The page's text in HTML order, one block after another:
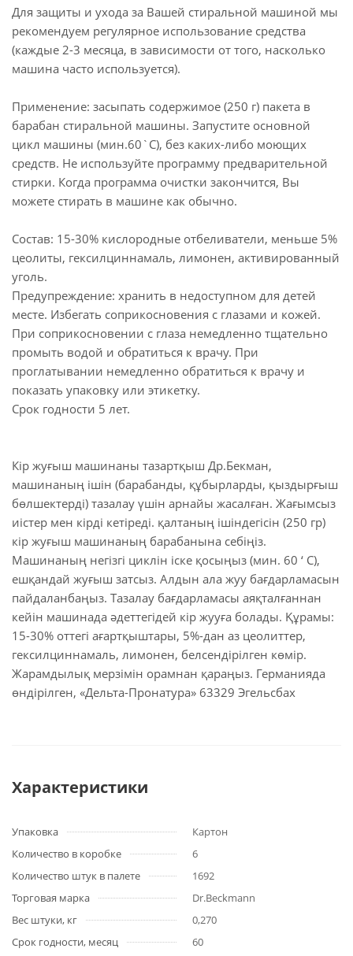
Для защиты и ухода за Вашей стиральной машиной мы
рекомендуем регулярное использование средства
(каждые 2-3 месяца, в зависимости от того, насколько
машина часто используется).
Применение: засыпать содержимое (250 г) пакета в
барабан стиральной машины. Запустите основной
цикл машины (мин.60`C), без каких-либо моющих
средств. Не используйте программу предварительной
стирки. Когда программа очистки закончится, Вы
можете стирать в машине как обычно.
Состав: 15-30% кислородные отбеливатели, меньше 5%
цеолиты, гексилциннамаль, лимонен, активированный
уголь.
Предупреждение: хранить в недоступном для детей
месте. Избегать соприкосновения с глазами и кожей.
При соприкосновении с глаза немедленно тщательно
промыть водой и обратиться к врачу. При
проглатывании немедленно обратиться к врачу и
показать упаковку или этикетку.
Срок годности 5 лет.
Кір жуғыш машинаны тазартқыш Др.Бекман,
машинаның ішін (барабанды, құбырларды, қыздырғыш
бөлшектерді) тазалау үшін арнайы жасалған. Жағымсыз
иістер мен кірді кетіреді. қалтаның ішіндегісін (250 гр)
кір жуғыш машинаның барабанына себіңіз.
Машинаның негізгі циклін іске қосыңыз (мин. 60 ‘ C),
ешқандай жуғыш затсыз. Алдын ала жуу бағдарламасын
пайдаланбаңыз. Тазалау бағдарламасы аяқталғаннан
кейін машинада әдеттегідей кір жууға болады. Құрамы:
15-30% оттегі ағартқыштары, 5%-дан аз цеолиттер,
гексилциннамаль, лимонен, белсендірілген көмір.
Жарамдылық мерзімін орамнан қараңыз. Германияда
өндірілген, «Дельта-Пронатура» 63329 Эгельсбах
Характеристики
Упаковка
Картон
Количество в коробке
6
Количество штук в палете
1692
Торговая марка
Dr.Beckmann
Вес штуки, кг
0,270
Срок годности, месяц
60